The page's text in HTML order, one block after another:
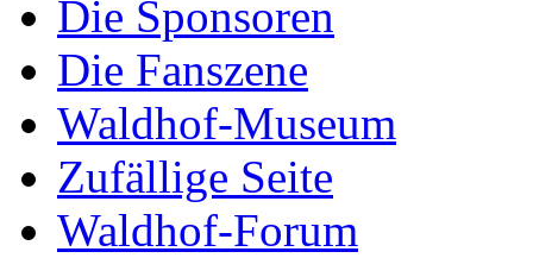
Die Sponsoren
Die Fanszene
Waldhof-Museum
Zufällige Seite
Waldhof-Forum